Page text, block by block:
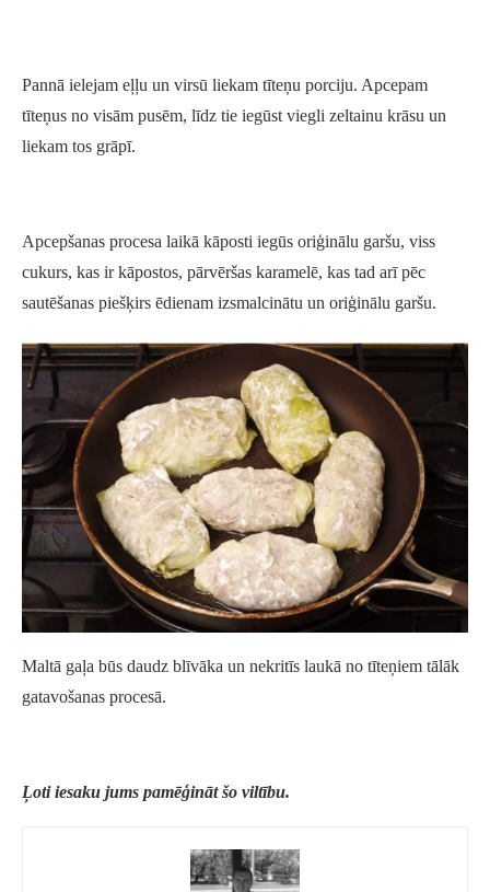
Pannā ielejam eļļu un virsū liekam tīteņu porciju. Apcepam
tīteņus no visām pusēm, līdz tie iegūst viegli zeltainu krāsu un
liekam tos grāpī.
Apcepšanas procesa laikā kāposti iegūs oriģinālu garšu, viss
cukurs, kas ir kāpostos, pārvēršas karamelē, kas tad arī pēc
sautēšanas piešķirs ēdienam izsmalcinātu un oriģinālu garšu.
Maltā gaļa būs daudz blīvāka un nekritīs laukā no tīteņiem tālāk
gatavošanas procesā.
Ļoti iesaku jums pamēģināt šo viltību.